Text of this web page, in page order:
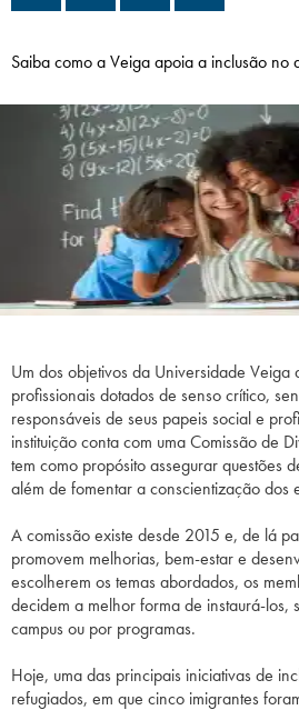
Conclua sua Matrícula
INSCREVA-SE
ÁREA DO ALUNO
Saiba como a Veiga apoia a inclusão no
Um dos objetivos da Universidade
profissionais dotados de senso crítico,
responsáveis de seus papeis social e
instituição conta com uma Comissão de
tem como propósito assegurar questões
além de fomentar a conscientização dos
A comissão existe desde 2015 e, de lá
promovem melhorias, bem-estar e
escolherem os temas abordados, os
decidem a melhor forma de instaurá-los,
campus ou por programas.
Hoje, uma das principais iniciativas de
refugiados, em que cinco imigrantes